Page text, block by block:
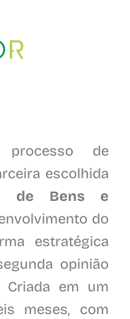
de
escolhida
de Bens e
do
estratégica
opinião
Criada em um
meses, com